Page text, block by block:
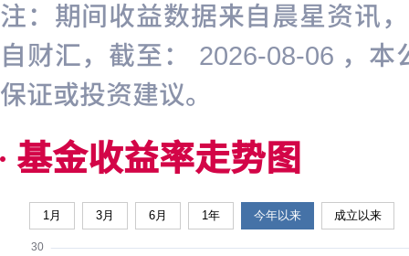
注：期间收益数据来自晨星资讯
自财汇，截至： 2026-08-06 ，
保证或投资建议。
基金收益率走势图
1月 3月 6月 1年 今年以来 成立以来